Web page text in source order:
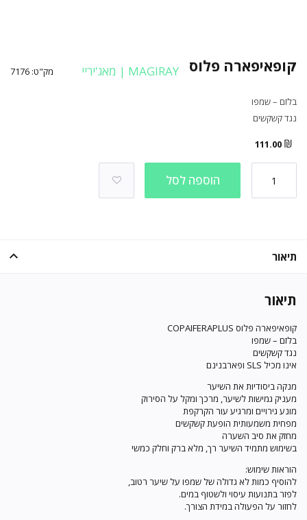
קופאיפארה פלוס MAGIRAY | מאג'יריי מק"ט: 7176
בלזם – שמפו
נגד קשקשים
111.00 ₪
הוספה לסל
תיאור
תיאור
קופאיפארה פלוס COPAIFERAPLUS
בלזם – שמפו
נגד קשקשים
אינו מכיל SLS ופארבנינם
מנקה ביסודיות את השיער
מעניק גמישות לשיער, מרכך ומקל על הסירוק
מונע גירויים ומרגיע עור הקרקפת
מפחית משמעותית הופעת קשקשים
מחזק את סיב השערה
בשימוש מתמיד השיער רך, מלא ברק וחלק כמשי
הוראות שימוש:
להוסיף כמות לא גדולה של שמפו על שיער רטוב,
לפזר בתנועות עיסוי ולשטוף במים.
לחזור על הפעולה במידת הצורך.